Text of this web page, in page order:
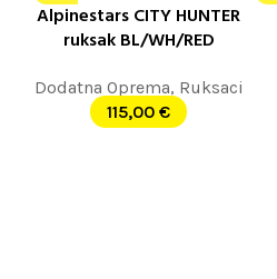
Alpinestars CITY HUNTER
ruksak BL/WH/RED
Dodatna Oprema, Ruksaci
115,00 €